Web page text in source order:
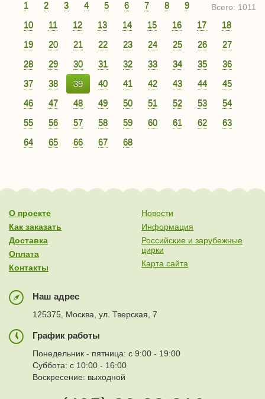
Всего: 1011
1 2 3 4 5 6 7 8
9
10
11 12 13 14 15 16 17
18
19
20 21 22 23 24 25 26
27
28
29 30 31 32 33 34 35
36
37
38 39 40 41 42 43 44
45
46
47 48 49 50 51 52 53
54
55
56 57 58 59 60 61 62
63
64
65 66 67 68
О проекте
Как заказать
Доставка
Оплата
Контакты
Новости
Информация
Российские и зарубежные
цирки
Карта сайта
Наш адрес
125375, Москва, ул. Тверская, 7
График работы
Понедельник - пятница: с 9:00 - 19:00
Суббота: с 10:00 - 16:00
Воскресение: выходной